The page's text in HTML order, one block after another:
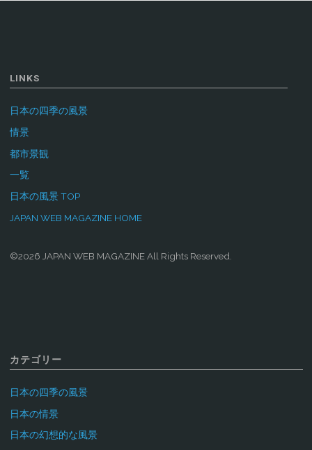
LINKS
日本の四季の風景
情景
都市景観
一覧
日本の風景 TOP
JAPAN WEB MAGAZINE HOME
©2026 JAPAN WEB MAGAZINE All Rights Reserved.
カテゴリー
日本の四季の風景
日本の情景
日本の幻想的な風景